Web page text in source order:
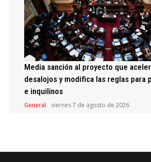
Media sanción al proyecto que
desalojos y modifica las reglas para
e inquilinos
General viernes 7 de agosto de 2026